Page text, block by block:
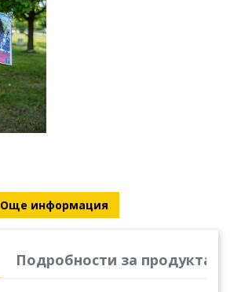
Още информация
Подробности за продукта